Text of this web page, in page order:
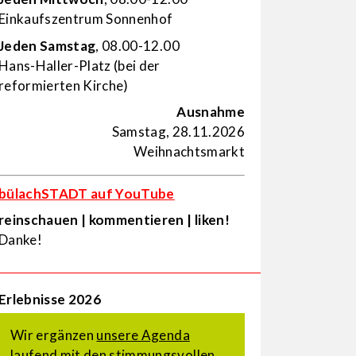
Einkaufs­zentrum Sonnenhof
Samstag, 08.00-12.00
Hans-Haller-Platz (bei der
reformierten Kirche)
Ausnahme
Samstag, 28.11.2026
Weihnachtsmarkt
bülachSTADT auf YouTube
reinschauen | kommentieren | liken!
Danke!
Erlebnisse 2026
Wir ergänzen unsere Agenda